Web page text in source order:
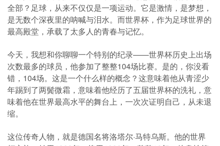
全部？足球，从来不仅仅是一项运动。它是激情，是梦想，
是无数个深夜里的呐喊与泪水。而世界杯，作为足球世界的
最高殿堂，承载了太多人的青春与记忆。
今天，我想和你聊聊一个特别的纪录——世界杯历史上出场
次数最多的球员，他参加了整整104场比赛。是的，你没看
错，104场。这是一个什么样的概念？这意味着他从青涩少
年踢到了两鬓微霜，意味着他经历了五届世界杯的洗礼，意
味着他在世界最高水平的舞台上，一次次证明自己，从未退
缩。
这位传奇人物，就是德国名将洛塔尔·马特乌斯。他的世界